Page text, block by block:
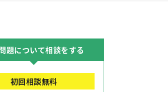
題について相談をする
初回相談無料